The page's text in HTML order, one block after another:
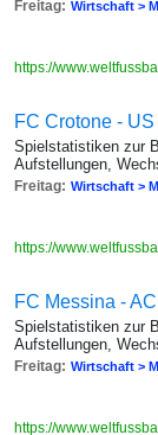
Freitag: Wirtschaft >
https://
FC Crotone -
Spielstatistiken zur
Aufstellungen,
Freitag: Wirtschaft >
https://
FC Messina -
Spielstatistiken zur
Aufstellungen,
Freitag: Wirtschaft >
https://